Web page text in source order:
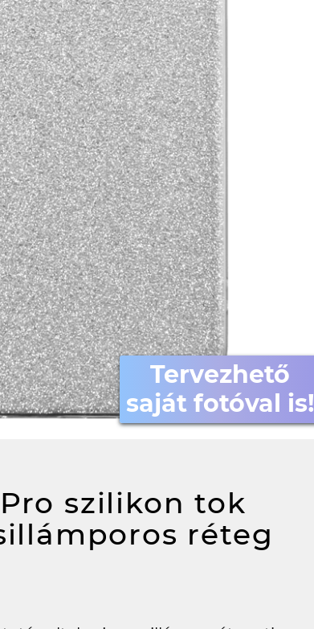
Tervezhető
saját fotóval is!
szilikon tok
réteg